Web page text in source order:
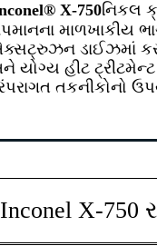
X-750નિકલ
માળખાકીય
ડાઈઝમાં
યોગ્ય હીટ ટ્રીટમેન્ટ
તકનીકોનો
Inconel X-750